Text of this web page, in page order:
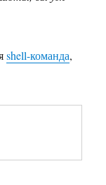
shell-команда,